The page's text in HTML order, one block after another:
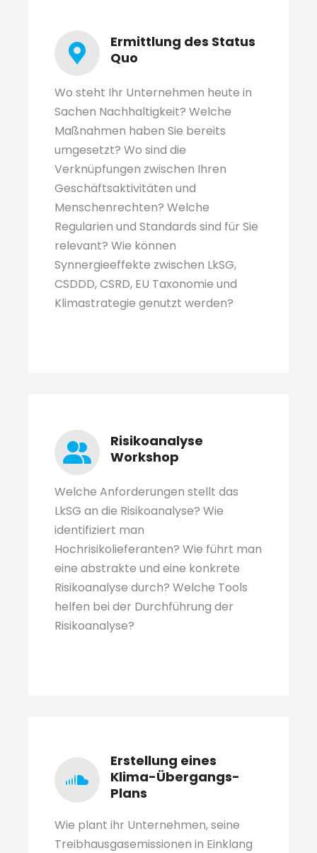
Ermittlung des Status
Quo
Wo steht Ihr Unternehmen heute in
Sachen Nachhaltigkeit? Welche
Maßnahmen haben Sie bereits
umgesetzt? Wo sind die
Verknüpfungen zwischen Ihren
Geschäftsaktivitäten und
Menschenrechten? Welche
Regularien und Standards sind für Sie
relevant? Wie können
Synnergieeffekte zwischen LkSG,
CSDDD, CSRD, EU Taxonomie und
Klimastrategie genutzt werden?
Risikoanalyse
Workshop
Welche Anforderungen stellt das
LkSG an die Risikoanalyse? Wie
identifiziert man
Hochrisikolieferanten? Wie führt man
eine abstrakte und eine konkrete
Risikoanalyse durch? Welche Tools
helfen bei der Durchführung der
Risikoanalyse?
Erstellung eines
Klima-Übergangs-
Plans
Wie plant ihr Unternehmen, seine
Treibhausgasemissionen in Einklang